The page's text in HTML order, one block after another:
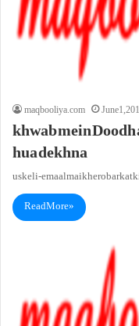
maqbooliya.com
June 1,
khwab mein
hua dekhna
uske li-e maal mai khero barkat
Read More »